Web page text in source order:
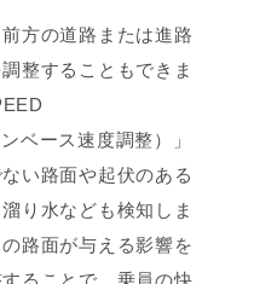
方の道路または進路
整することもできま
ベース速度調整）」
い路面や起伏のある
り水なども検知しま
路面が与える影響を